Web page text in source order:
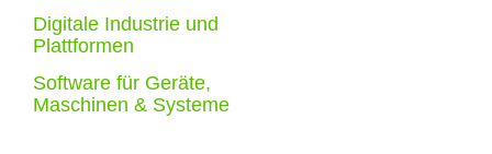
Digitale Industrie und
Plattformen
Software für Geräte,
Maschinen & Systeme